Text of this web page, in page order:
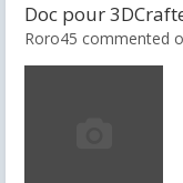
Doc pour
Roro45 commented